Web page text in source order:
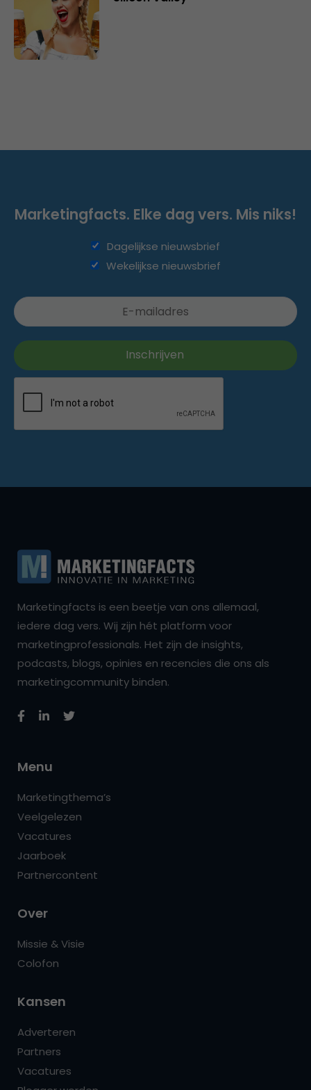
Marketingfacts. Elke dag vers. Mis niks!
Dagelijkse nieuwsbrief
Wekelijkse nieuwsbrief
Marketingfacts is een beetje van ons allemaal,
iedere dag vers. Wij zijn hét platform voor
marketingprofessionals. Het zijn de insights,
podcasts, blogs, opinies en recencies die ons als
marketingcommunity binden.
Menu
Marketingthema’s
Veelgelezen
Vacatures
Jaarboek
Partnercontent
Over
Missie & Visie
Colofon
Kansen
Adverteren
Partners
Vacatures